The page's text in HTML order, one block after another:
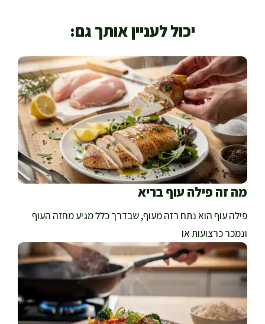
יכול לעניין אותך גם:
מה זה פילה עוף בריא
פילה עוף הוא נתח רזה מעוף, שבדרך כלל מגיע מחזה העוף
ונמכר כרצועות או